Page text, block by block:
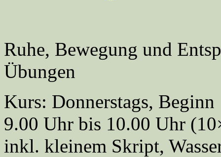
Ruhe, Bewegung und
Übungen
Kurs: Donnerstags,
9.00 Uhr bis 10.00 Uhr
inkl. kleinem Skript,